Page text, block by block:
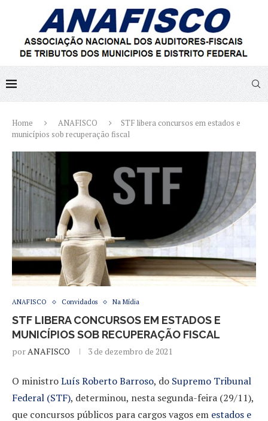
Home ANAFISCO
STF libera concursos em estados e
municípios sob recuperação fiscal
ANAFISCO Convidados Na Mídia
STF LIBERA CONCURSOS EM ESTADOS E
MUNICÍPIOS SOB RECUPERAÇÃO FISCAL
porANAFISCO 3 de dezembro de 2021
O ministroLuís Roberto Barroso, do Supremo Tribunal
Federal (STF), determinou, nesta segunda-feira (29/11),
que concursos públicos para cargos vagos em estados e